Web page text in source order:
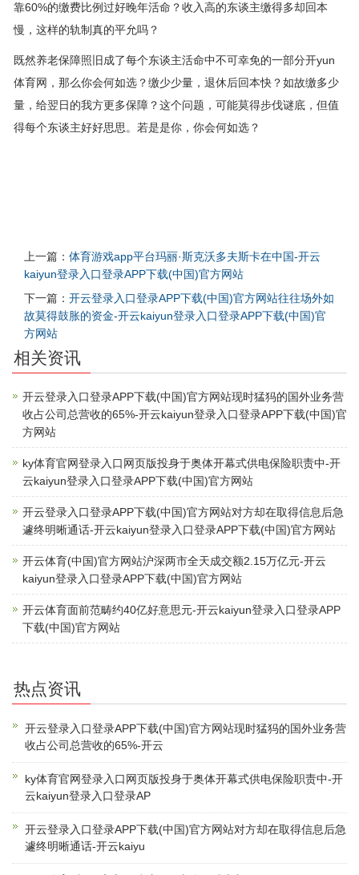
靠60%的缴费比例过好晚年活命？收入高的东谈主缴得多却回本
慢，这样的轨制真的平允吗？
既然养老保障照旧成了每个东谈主活命中不可幸免的一部分开yun
体育网，那么你会何如选？缴少少量，退休后回本快？如故缴多少
量，给翌日的我方更多保障？这个问题，可能莫得步伐谜底，但值
得每个东谈主好好思思。若是是你，你会何如选？
上一篇： 体育游戏app平台玛丽·斯克沃多夫斯卡在中国-开云
kaiyun登录入口登录APP下载(中国)官方网站
下一篇： 开云登录入口登录APP下载(中国)官方网站往往场外如
故莫得鼓胀的资金-开云kaiyun登录入口登录APP下载(中国)官
方网站
相关资讯
开云登录入口登录APP下载(中国)官方网站现时猛犸的国外业务营
收占公司总营收的65%-开云kaiyun登录入口登录APP下载(中国)官
方网站
ky体育官网登录入口网页版投身于奥体开幕式供电保险职责中-开
云kaiyun登录入口登录APP下载(中国)官方网站
开云登录入口登录APP下载(中国)官方网站对方却在取得信息后急
遽终明晰通话-开云kaiyun登录入口登录APP下载(中国)官方网站
开云体育(中国)官方网站沪深两市全天成交额2.15万亿元-开云
kaiyun登录入口登录APP下载(中国)官方网站
开云体育面前范畴约40亿好意思元-开云kaiyun登录入口登录APP
下载(中国)官方网站
热点资讯
开云登录入口登录APP下载(中国)官方网站现时猛犸的国外业务营
收占公司总营收的65%-开云
ky体育官网登录入口网页版投身于奥体开幕式供电保险职责中-开
云kaiyun登录入口登录AP
开云登录入口登录APP下载(中国)官方网站对方却在取得信息后急
遽终明晰通话-开云kaiyu